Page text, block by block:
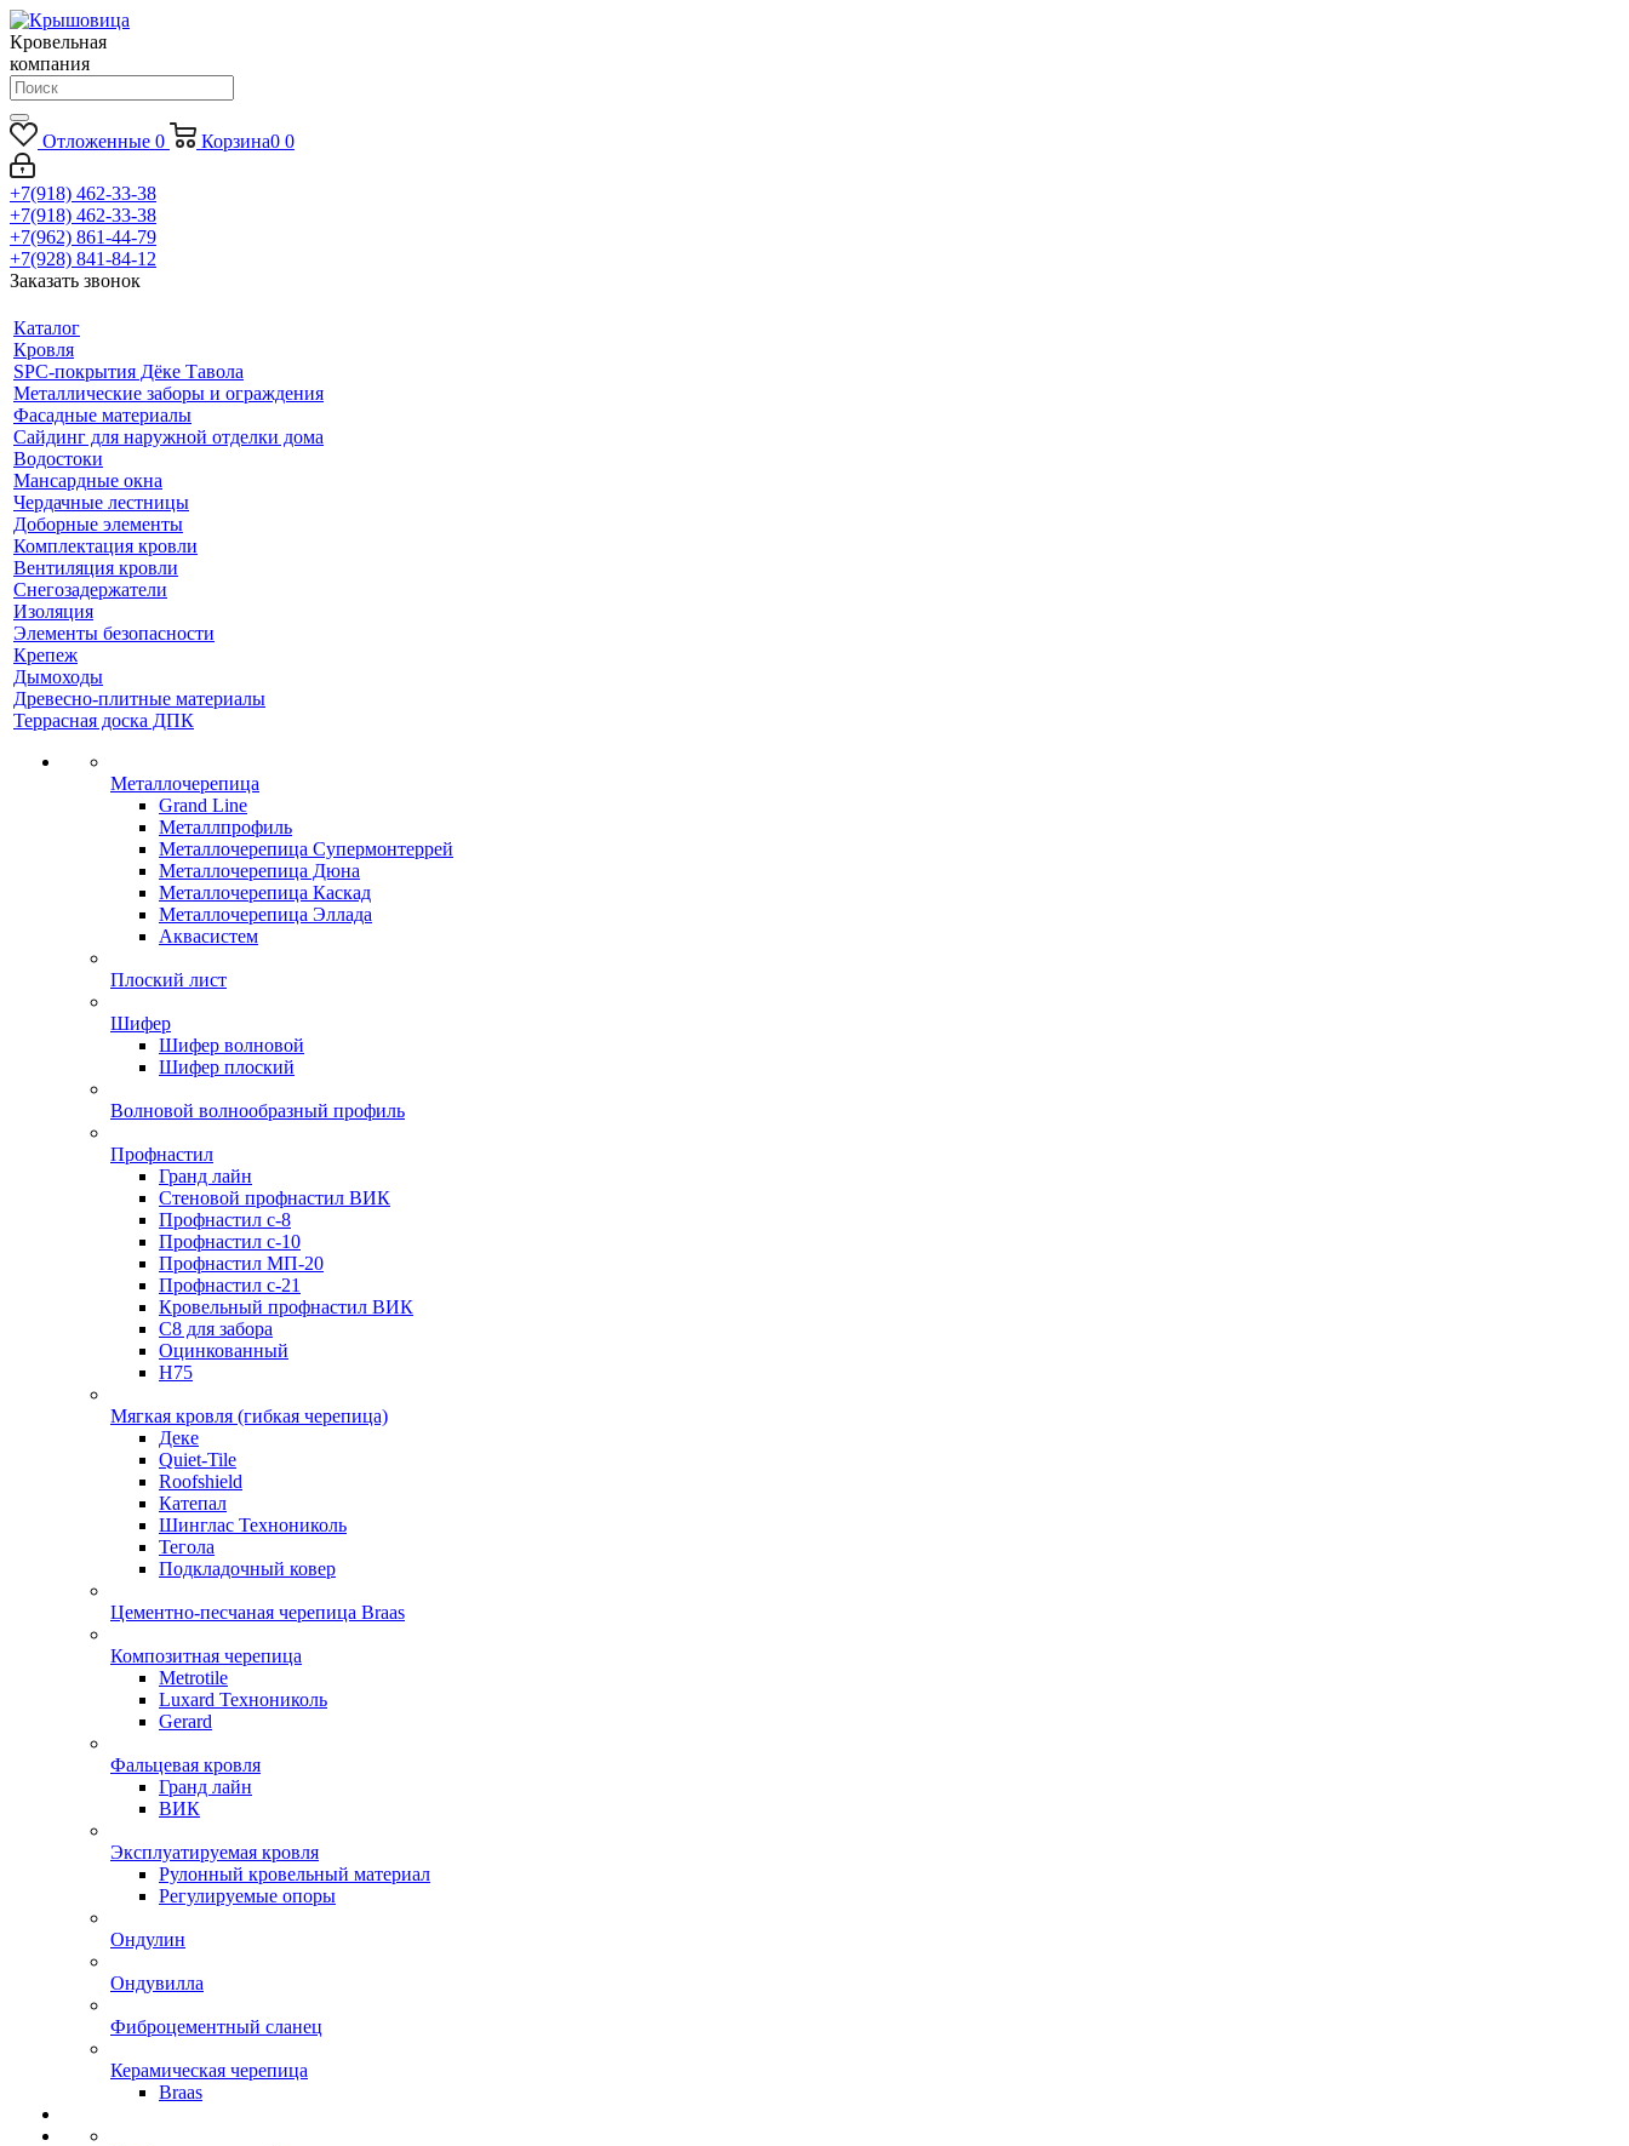
Кровельная
компания
Отложенные 0 Корзина0 0
+7(918) 462-33-38
+7(918) 462-33-38
+7(962) 861-44-79
+7(928) 841-84-12
Заказать звонок
Каталог
Кровля
SPC-покрытия Дёке Тавола
Металлические заборы и ограждения
Фасадные материалы
Сайдинг для наружной отделки дома
Водостоки
Мансардные окна
Чердачные лестницы
Доборные элементы
Комплектация кровли
Вентиляция кровли
Снегозадержатели
Изоляция
Элементы безопасности
Крепеж
Дымоходы
Древесно-плитные материалы
Террасная доска ДПК
Металлочерепица
Grand Line
Металлпрофиль
Металлочерепица Супермонтеррей
Металлочерепица Дюна
Металлочерепица Каскад
Металлочерепица Эллада
Аквасистем
Плоский лист
Шифер
Шифер волновой
Шифер плоский
Волновой волнообразный профиль
Профнастил
Гранд лайн
Стеновой профнастил ВИК
Профнастил с-8
Профнастил с-10
Профнастил МП-20
Профнастил с-21
Кровельный профнастил ВИК
С8 для забора
Оцинкованный
Н75
Мягкая кровля (гибкая черепица)
Деке
Quiet-Tile
Roofshield
Катепал
Шинглас Технониколь
Тегола
Подкладочный ковер
Цементно-песчаная черепица Braas
Композитная черепица
Metrotile
Luxard Технониколь
Gerard
Фальцевая кровля
Гранд лайн
ВИК
Эксплуатируемая кровля
Рулонный кровельный материал
Регулируемые опоры
Ондулин
Ондувилла
Фиброцементный сланец
Керамическая черепица
Braas